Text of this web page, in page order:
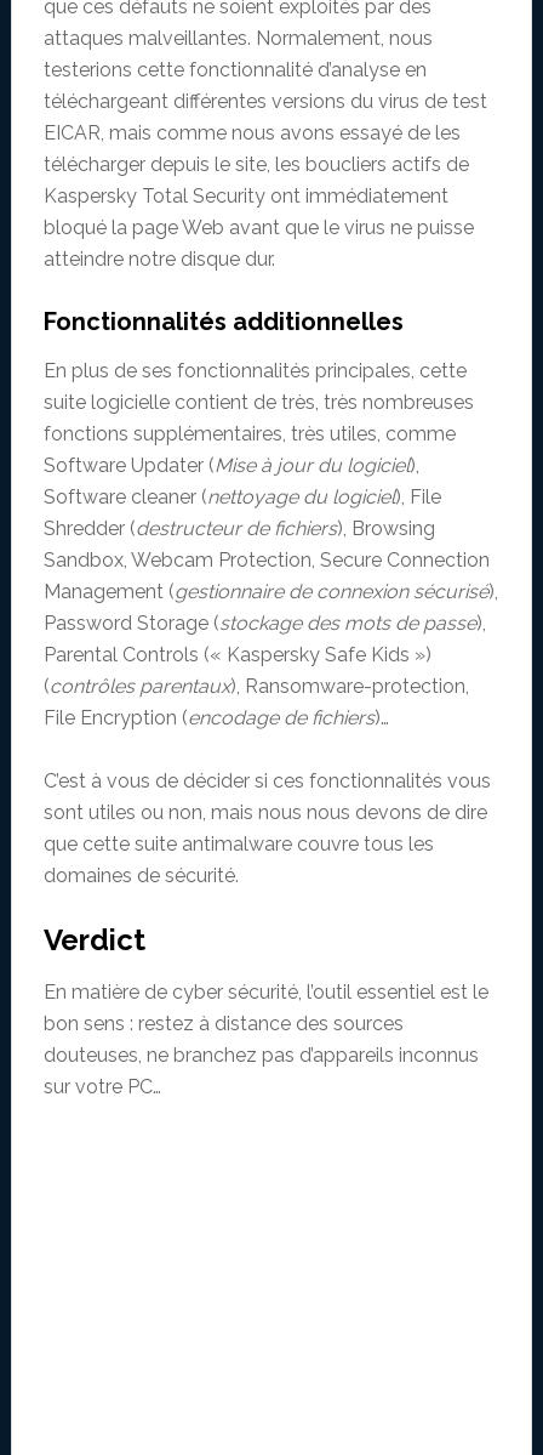
que ces défauts ne soient exploités par des
attaques malveillantes. Normalement, nous
testerions cette fonctionnalité d’analyse en
téléchargeant différentes versions du virus de test
EICAR, mais comme nous avons essayé de les
télécharger depuis le site, les boucliers actifs de
Kaspersky Total Security ont immédiatement
bloqué la page Web avant que le virus ne puisse
atteindre notre disque dur.
Fonctionnalités additionnelles
En plus de ses fonctionnalités principales, cette
suite logicielle contient de très, très nombreuses
fonctions supplémentaires, très utiles, comme
Software Updater (Mise à jour du logiciel),
Software cleaner (nettoyage du logiciel), File
Shredder (destructeur de fichiers), Browsing
Sandbox, Webcam Protection, Secure Connection
Management (gestionnaire de connexion sécurisé),
Password Storage (stockage des mots de passe),
Parental Controls (« Kaspersky Safe Kids »)
(contrôles parentaux), Ransomware-protection,
File Encryption (encodage de fichiers)…
C’est à vous de décider si ces fonctionnalités vous
sont utiles ou non, mais nous nous devons de dire
que cette suite antimalware couvre tous les
domaines de sécurité.
Verdict
En matière de cyber sécurité, l’outil essentiel est le
bon sens : restez à distance des sources
douteuses, ne branchez pas d’appareils inconnus
sur votre PC…